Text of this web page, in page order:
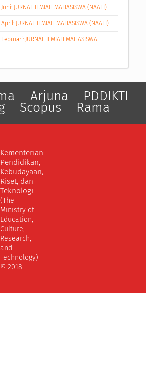
JURNAL ILMIAH MAHASISWA (NAAFI)
JURNAL ILMIAH MAHASISWA (NAAFI)
JURNAL ILMIAH MAHASISWA
Arjuna PDDIKTI
Scopus Rama
Kementerian
Pendidikan,
Kebudayaan,
Riset, dan
Teknologi
(The
Ministry of
Education,
Culture,
Research,
and
Technology)
© 2018